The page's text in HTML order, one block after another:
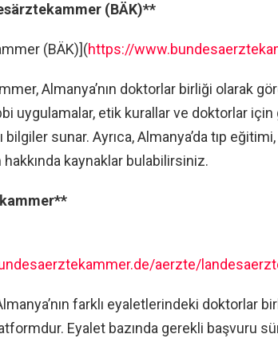
(BÄK)**
(BÄK)](https://
Almanya’nın doktorlar birliği olarak
uygulamalar, etik kurallar ve doktorlar
bilgiler sunar. Ayrıca, Almanya’da tıp
kaynaklar bulabilirsiniz.
aerzte/
farklı eyaletlerindeki doktorlar
Eyalet bazında gerekli başvuru